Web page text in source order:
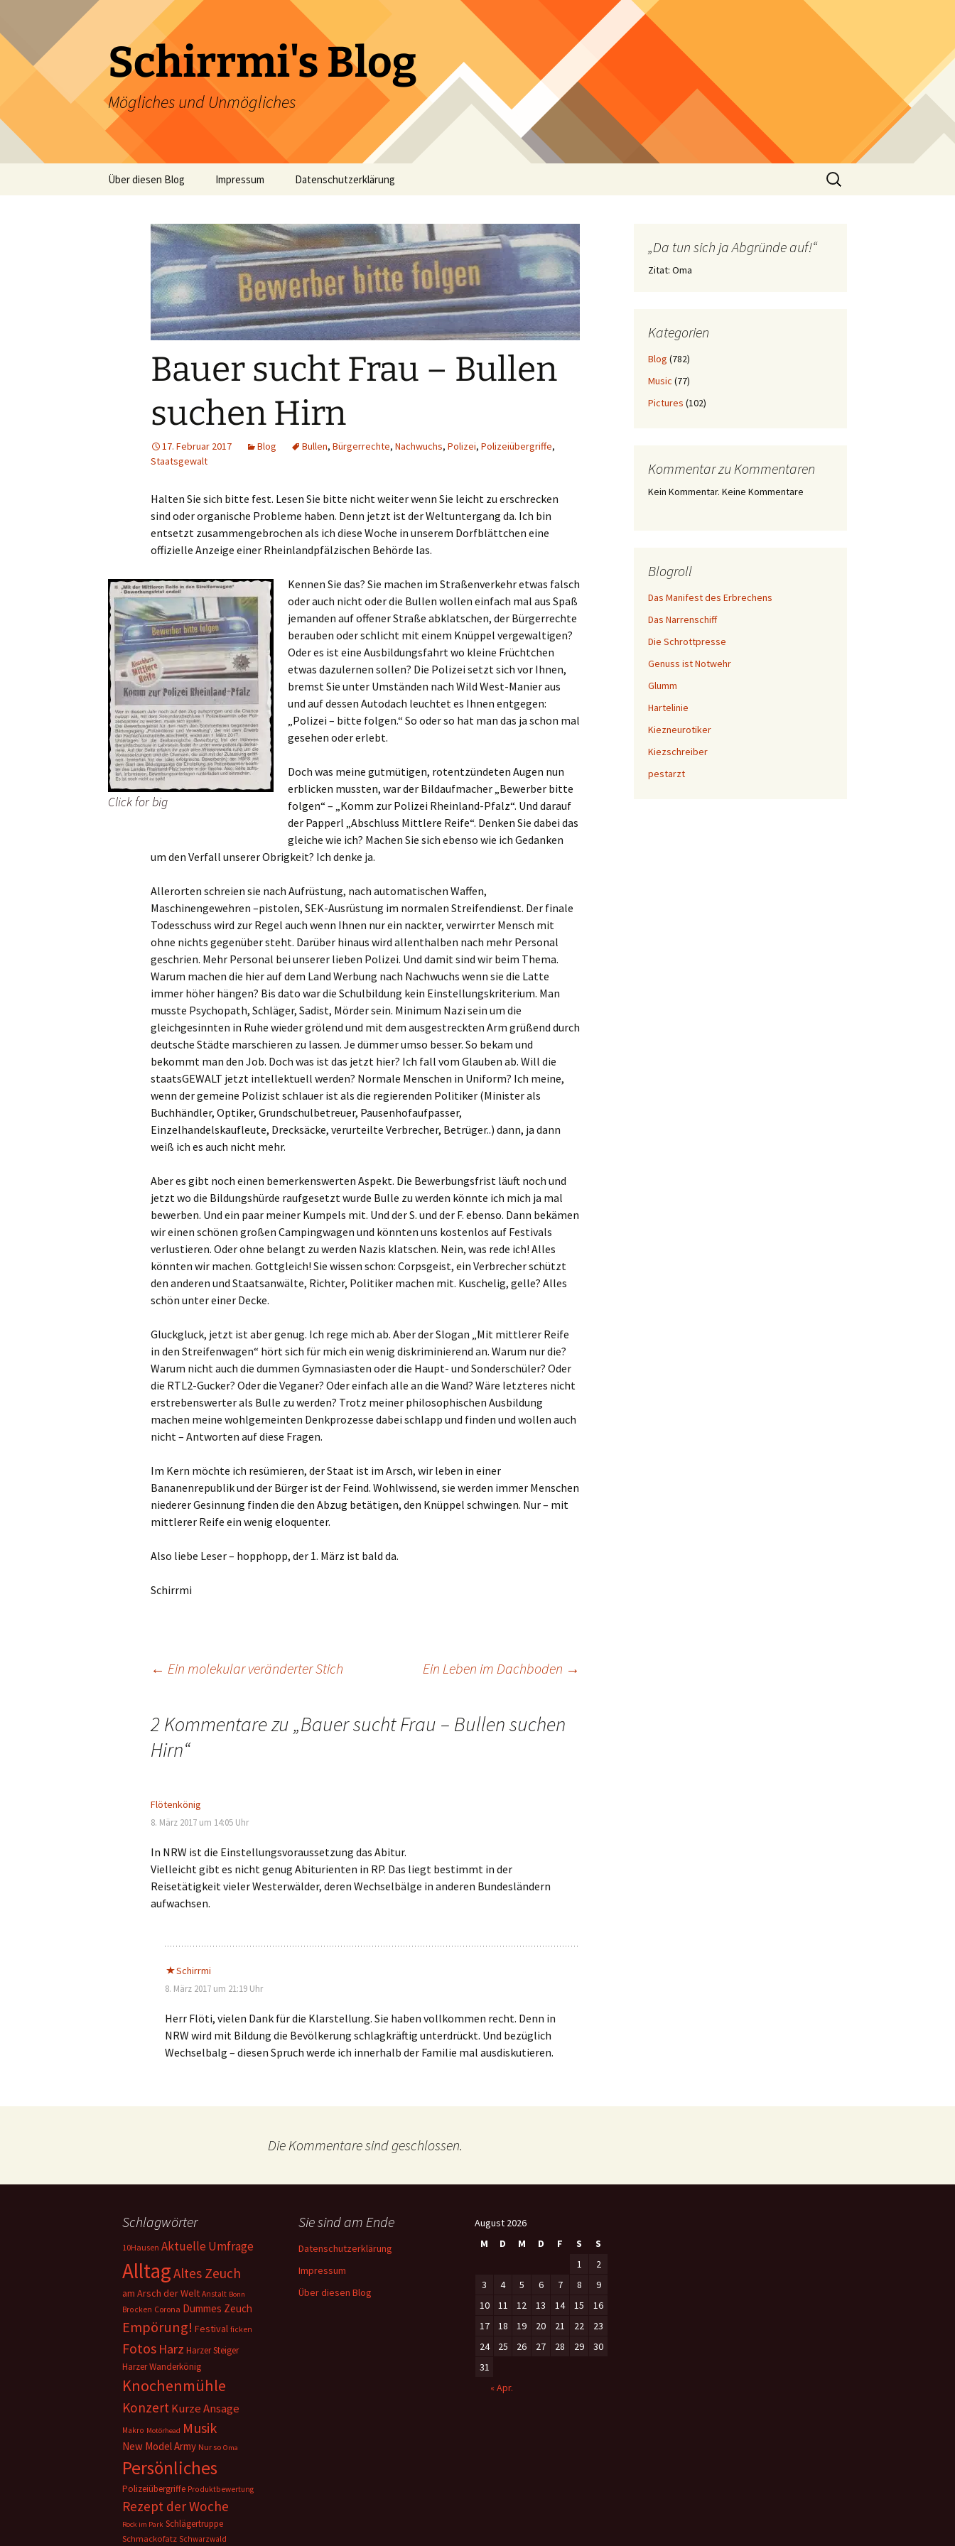
springen
Schirrmi's Blog
Mögliches und Unmögliches
Über diesen Blog Impressum Datenschutzerklärung
Suchen
nach:
Bauer sucht Frau – Bullen
suchen Hirn
17. Februar 2017 Blog Bullen, Bürgerrechte, Nachwuchs, Polizei, Polizeiübergriffe,
Staatsgewalt
Halten Sie sich bitte fest. Lesen Sie bitte nicht weiter wenn Sie leicht zu erschrecken
sind oder organische Probleme haben. Denn jetzt ist der Weltuntergang da. Ich bin
entsetzt zusammengebrochen als ich diese Woche in unserem Dorfblättchen eine
offizielle Anzeige einer Rheinlandpfälzischen Behörde las.
Click for big
Kennen Sie das? Sie machen im Straßenverkehr etwas falsch
oder auch nicht oder die Bullen wollen einfach mal aus Spaß
jemanden auf offener Straße abklatschen, der Bürgerrechte
berauben oder schlicht mit einem Knüppel vergewaltigen?
Oder es ist eine Ausbildungsfahrt wo kleine Früchtchen
etwas dazulernen sollen? Die Polizei setzt sich vor Ihnen,
bremst Sie unter Umständen nach Wild West-Manier aus
und auf dessen Autodach leuchtet es Ihnen entgegen:
„Polizei – bitte folgen.“ So oder so hat man das ja schon mal
gesehen oder erlebt.
Doch was meine gutmütigen, rotentzündeten Augen nun
erblicken mussten, war der Bildaufmacher „Bewerber bitte
folgen“ – „Komm zur Polizei Rheinland-Pfalz“. Und darauf
der Papperl „Abschluss Mittlere Reife“. Denken Sie dabei das
gleiche wie ich? Machen Sie sich ebenso wie ich Gedanken
um den Verfall unserer Obrigkeit? Ich denke ja.
Allerorten schreien sie nach Aufrüstung, nach automatischen Waffen,
Maschinengewehren –pistolen, SEK-Ausrüstung im normalen Streifendienst. Der finale
Todesschuss wird zur Regel auch wenn Ihnen nur ein nackter, verwirrter Mensch mit
ohne nichts gegenüber steht. Darüber hinaus wird allenthalben nach mehr Personal
geschrien. Mehr Personal bei unserer lieben Polizei. Und damit sind wir beim Thema.
Warum machen die hier auf dem Land Werbung nach Nachwuchs wenn sie die Latte
immer höher hängen? Bis dato war die Schulbildung kein Einstellungskriterium. Man
musste Psychopath, Schläger, Sadist, Mörder sein. Minimum Nazi sein um die
gleichgesinnten in Ruhe wieder grölend und mit dem ausgestreckten Arm grüßend durch
deutsche Städte marschieren zu lassen. Je dümmer umso besser. So bekam und
bekommt man den Job. Doch was ist das jetzt hier? Ich fall vom Glauben ab. Will die
staatsGEWALT jetzt intellektuell werden? Normale Menschen in Uniform? Ich meine,
wenn der gemeine Polizist schlauer ist als die regierenden Politiker (Minister als
Buchhändler, Optiker, Grundschulbetreuer, Pausenhofaufpasser,
Einzelhandelskaufleute, Drecksäcke, verurteilte Verbrecher, Betrüger..) dann, ja dann
weiß ich es auch nicht mehr.
Aber es gibt noch einen bemerkenswerten Aspekt. Die Bewerbungsfrist läuft noch und
jetzt wo die Bildungshürde raufgesetzt wurde Bulle zu werden könnte ich mich ja mal
bewerben. Und ein paar meiner Kumpels mit. Und der S. und der F. ebenso. Dann bekämen
wir einen schönen großen Campingwagen und könnten uns kostenlos auf Festivals
verlustieren. Oder ohne belangt zu werden Nazis klatschen. Nein, was rede ich! Alles
könnten wir machen. Gottgleich! Sie wissen schon: Corpsgeist, ein Verbrecher schützt
den anderen und Staatsanwälte, Richter, Politiker machen mit. Kuschelig, gelle? Alles
schön unter einer Decke.
Gluckgluck, jetzt ist aber genug. Ich rege mich ab. Aber der Slogan „Mit mittlerer Reife
in den Streifenwagen“ hört sich für mich ein wenig diskriminierend an. Warum nur die?
Warum nicht auch die dummen Gymnasiasten oder die Haupt- und Sonderschüler? Oder
die RTL2-Gucker? Oder die Veganer? Oder einfach alle an die Wand? Wäre letzteres nicht
erstrebenswerter als Bulle zu werden? Trotz meiner philosophischen Ausbildung
machen meine wohlgemeinten Denkprozesse dabei schlapp und finden und wollen auch
nicht – Antworten auf diese Fragen.
Im Kern möchte ich resümieren, der Staat ist im Arsch, wir leben in einer
Bananenrepublik und der Bürger ist der Feind. Wohlwissend, sie werden immer Menschen
niederer Gesinnung finden die den Abzug betätigen, den Knüppel schwingen. Nur – mit
mittlerer Reife ein wenig eloquenter.
Also liebe Leser – hopphopp, der 1. März ist bald da.
Schirrmi
Beitragsnavigation
← Ein molekular veränderter Stich Ein Leben im Dachboden →
2 Kommentare zu „Bauer sucht Frau – Bullen suchen
Hirn“
Flötenkönig
8. März 2017 um 14:05 Uhr
In NRW ist die Einstellungsvoraussetzung das Abitur.
Vielleicht gibt es nicht genug Abiturienten in RP. Das liegt bestimmt in der
Reisetätigkeit vieler Westerwälder, deren Wechselbälge in anderen Bundesländern
aufwachsen.
Schirrmi
8. März 2017 um 21:19 Uhr
Herr Flöti, vielen Dank für die Klarstellung. Sie haben vollkommen recht. Denn in
NRW wird mit Bildung die Bevölkerung schlagkräftig unterdrückt. Und bezüglich
Wechselbalg – diesen Spruch werde ich innerhalb der Familie mal ausdiskutieren.
Die Kommentare sind geschlossen.
„Da tun sich ja Abgründe auf!“
Zitat: Oma
Kategorien
Blog (782)
Music (77)
Pictures (102)
Kommentar zu Kommentaren
Kein Kommentar. Keine Kommentare
Blogroll
Das Manifest des Erbrechens
Das Narrenschiff
Die Schrottpresse
Genuss ist Notwehr
Glumm
Hartelinie
Kiezneurotiker
Kiezschreiber
pestarzt
Schlagwörter
10Hausen Aktuelle Umfrage
AlltagAltes Zeuch
am Arsch der Welt Anstalt Bonn
Brocken Corona Dummes Zeuch
Empörung! Festival ficken
Fotos Harz Harzer Steiger
Harzer Wanderkönig
Knochenmühle
KonzertKurze Ansage
Makro Motörhead Musik
New Model Army Nur so Oma
Persönliches
Polizeiübergriffe Produktbewertung
Rezept der Woche
Rock im Park Schlägertruppe
Schmackofatz Schwarzwald
Sie sind am Ende
Datenschutzerklärung
Impressum
Über diesen Blog
August 2026
M
D M D F S
S
1
2
3
4 5 6 7 8
9
10
11 12 13 14 15
16
17
18 19 20 21 22
23
24
25 26 27 28 29
30
31
« Apr.